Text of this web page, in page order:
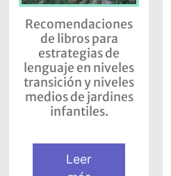
Recomendaciones
de libros para
estrategias de
lenguaje en niveles
transición y niveles
medios de jardines
infantiles.
Leer